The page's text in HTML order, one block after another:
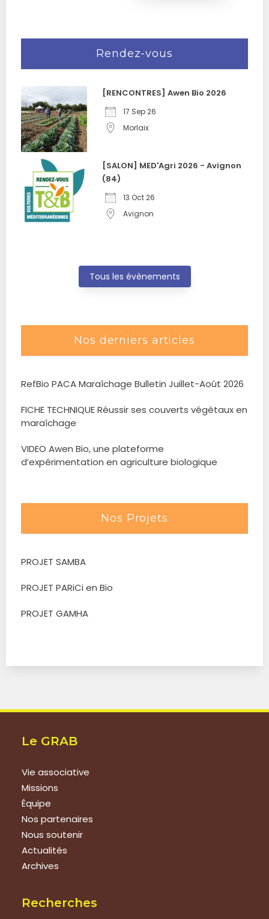
Rendez-vous
[RENCONTRES] Awen Bio 2026
17 Sep 26
Morlaix
[SALON] MED'Agri 2026 - Avignon
(84)
13 Oct 26
Avignon
Tous les évènements
Nos derniers articles
RefBio PACA Maraîchage Bulletin Juillet-Août 2026
FICHE TECHNIQUE Réussir ses couverts végétaux en
maraîchage
VIDEO Awen Bio, une plateforme
d’expérimentation en agriculture biologique
Nos Projets
PROJET SAMBA
PROJET PARiCi en Bio
PROJET GAMHA
Le GRAB
Vie associative
Missions
Équipe
Nos partenaires
Nous soutenir
Actualités
Archives
Recherches